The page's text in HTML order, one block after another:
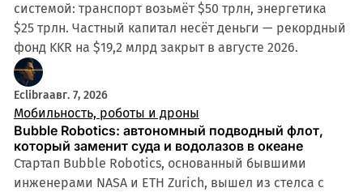
системой: транспорт возьмёт $50 трлн, энергетика
$25 трлн. Частный капитал несёт деньги — рекордный
фонд KKR на $19,2 млрд закрыт в августе 2026.
Eclibraавг. 7, 2026
Мобильность, роботы и дроны
Bubble Robotics: автономный подводный флот,
который заменит суда и водолазов в океане
Стартап Bubble Robotics, основанный бывшими
инженерами NASA и ETH Zurich, вышел из стелса с